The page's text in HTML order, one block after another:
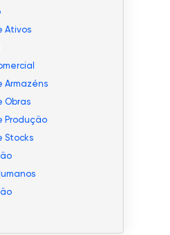
Ativos
Armazéns
Obras
Produção
Stocks